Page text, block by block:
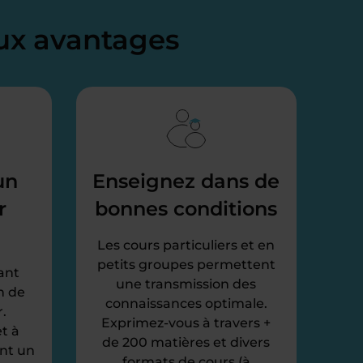
avantages
de
à
un
Enseignez dans de
bonnes conditions
Les cours particuliers et en
petits groupes permettent
une transmission des
connaissances optimale.
Exprimez-vous à travers +
de 200 matières et divers